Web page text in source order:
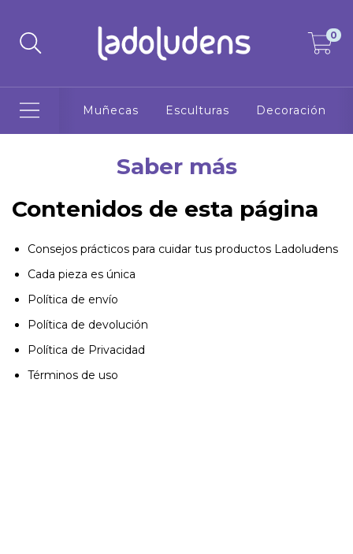
0
Muñecas Esculturas Decoración
Saber más
Contenidos de esta página
Consejos prácticos para cuidar tus productos Ladoludens
Cada pieza es única
Política de envío
Política de devolución
Política de Privacidad
Términos de uso